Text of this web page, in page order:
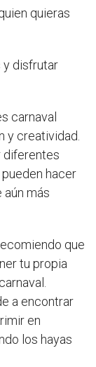
quieras
y disfrutar
carnaval
y creatividad.
diferentes
hacer
aún más
que
tu propia
a encontrar
en
los hayas